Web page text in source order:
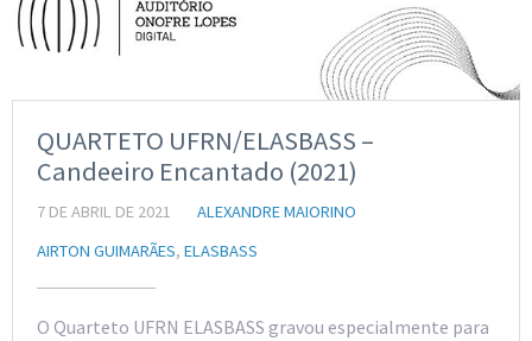
QUARTETO UFRN/ELASBASS –
Candeeiro Encantado (2021)
7 DE ABRIL DE 2021
ALEXANDRE MAIORINO
AIRTON GUIMARÃES, ELASBASS
O Quarteto UFRN ELASBASS gravou especialmente para